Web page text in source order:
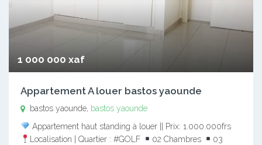
1 000 000 xaf
Appartement A louer bastos yaounde
bastos yaounde, bastos yaounde
Appartement haut standing à louer || Prix: 1.000.000frs
Localisation | Quartier : #GOLF
02 Chambres
03